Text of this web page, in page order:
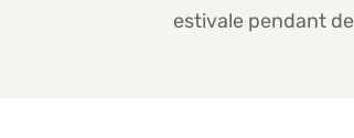
estivale pendant